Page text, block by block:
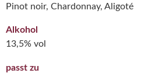
Pinot noir, Chardonnay, Aligoté
Alkohol
13,5% vol
passt zu